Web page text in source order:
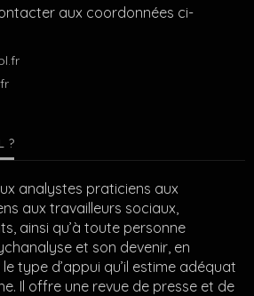
aux coordonnées ci-
?
analystes praticiens aux
aux travailleurs sociaux,
ainsi qu’à toute personne
et son devenir, en
type d’appui qu’il estime adéquat
Il offre une revue de presse et de